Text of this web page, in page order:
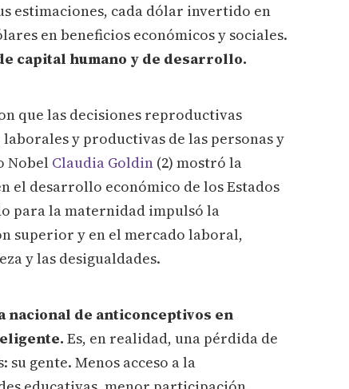
estimaciones, cada dólar invertido en
en beneficios económicos y sociales.
capital humano y de desarrollo.
que las decisiones reproductivas
y productivas de las personas y
Nobel Claudia Goldin (2) mostró la
el desarrollo económico de los Estados
para la maternidad impulsó la
superior y en el mercado laboral,
y las desigualdades.
nacional de anticonceptivos en
Es, en realidad, una pérdida de
gente. Menos acceso a la